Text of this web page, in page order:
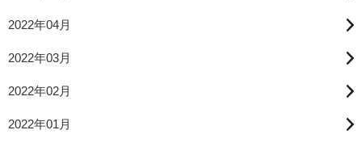
2022年04月
2022年03月
2022年02月
2022年01月